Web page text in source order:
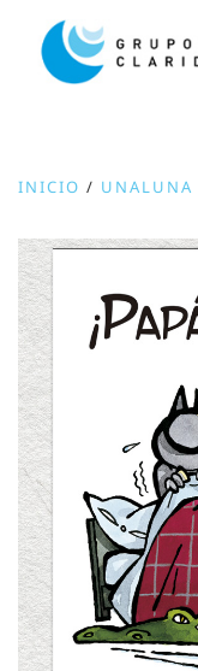
INICIO / UNALUNA